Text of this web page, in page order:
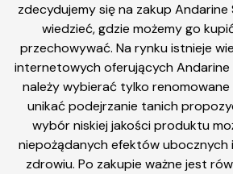
zdecydujemy się na zakup Andarine
wiedzieć, gdzie możemy go
przechowywać. Na rynku istnieje
internetowych oferujących Andarine
należy wybierać tylko renomowane
unikać podejrzanie tanich
wybór niskiej jakości produktu
niepożądanych efektów ubocznych
zdrowiu. Po zakupie ważne jest